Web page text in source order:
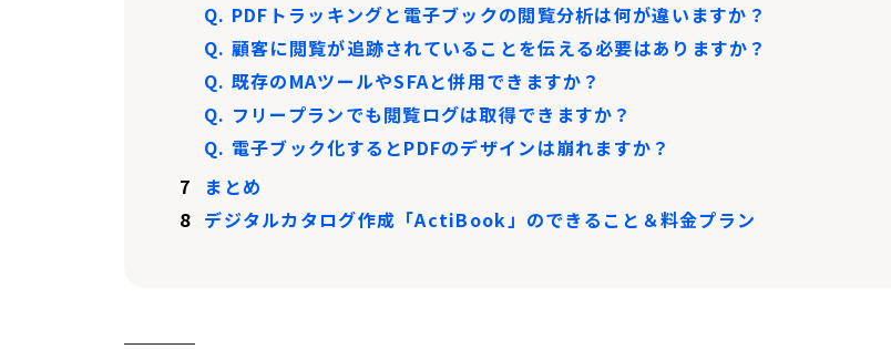
Q. PDFトラッキングと電子ブックの閲覧分析は何が違いますか？
Q. 顧客に閲覧が追跡されていることを伝える必要はありますか？
Q. 既存のMAツールやSFAと併用できますか？
Q. フリープランでも閲覧ログは取得できますか？
Q. 電子ブック化するとPDFのデザインは崩れますか？
7
まとめ
8 デジタルカタログ作成「ActiBook」のできること＆料金プラン